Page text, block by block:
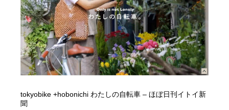
tokyobike +hobonichi わたしの自転車 – ほぼ日刊イトイ新
聞